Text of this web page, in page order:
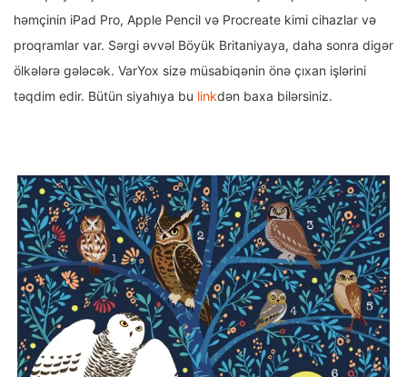
həmçinin iPad Pro, Apple Pencil və Procreate kimi cihazlar və
proqramlar var. Sərgi əvvəl Böyük Britaniyaya, daha sonra digər
ölkələrə gələcək. VarYox sizə müsabiqənin önə çıxan işlərini
təqdim edir. Bütün siyahıya bu linkdən baxa bilərsiniz.